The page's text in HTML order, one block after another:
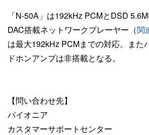
「N-50A」は192kHz PCMとDSD
DAC搭載ネットワークプレーヤー（関
は最大192kHz PCMまでの対応。また
ドホンアンプは非搭載となる。
【問い合わせ先】
パイオニア
カスタマーサポートセンター